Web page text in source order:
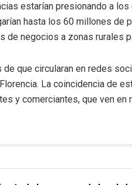
estarían presionando a
hasta los 60 millones de
de negocios a zonas rurales
que circularan en redes
La coincidencia de
y comerciantes, que ven